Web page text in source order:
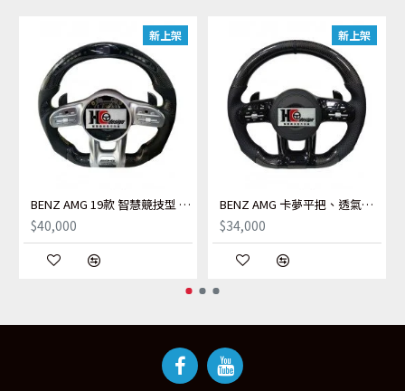
新上架
BENZ AMG 19款 智慧競技型 LED 左右透氣皮 握把卡夢 變形蟲方向盤 銀 (黃線)
$40,000
新上架
BENZ AMG 卡夢平把、透氣皮、黑色定位圈、黑、跟車按紐
$34,000